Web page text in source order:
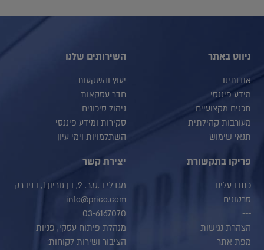
ניווט באתר
אודותינו
מידע פיננסי
תכנים מקצועיים
מעורבות קהילתית
תנאי שימוש
השירותים שלנו
יעוץ והשקעות
חדר עסקאות
ניהול סיכונים
סקירות ומידע פיננסי
השתלמויות וימי עיון
פריקו בתקשורת
כתבו עלינו
סרטונים
---
הצהרת נגישות
מפת אתר
יצירת קשר
מגדלי ב.ס.ר. 2, בן גוריון 1, בניברק
info@prico.com
03-6167070
מנהלת פיתוח עסקי, פניות
הציבור ושירות לקוחות: